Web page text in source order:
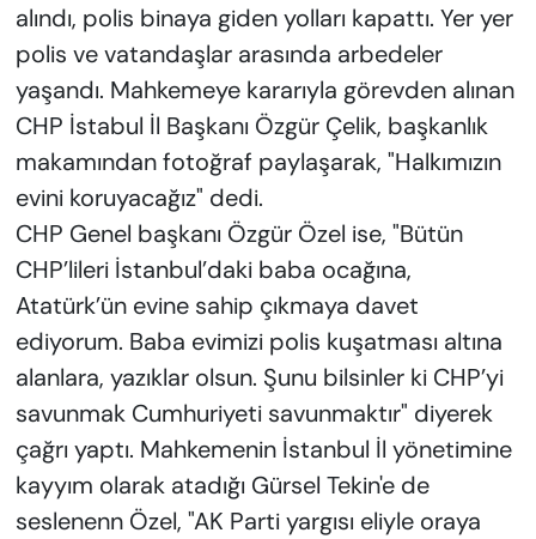
alındı, polis binaya giden yolları kapattı. Yer yer
polis ve vatandaşlar arasında arbedeler
yaşandı. Mahkemeye kararıyla görevden alınan
CHP İstabul İl Başkanı Özgür Çelik, başkanlık
makamından fotoğraf paylaşarak, "Halkımızın
evini koruyacağız" dedi.
CHP Genel başkanı Özgür Özel ise, "Bütün
CHP’lileri İstanbul’daki baba ocağına,
Atatürk’ün evine sahip çıkmaya davet
ediyorum. Baba evimizi polis kuşatması altına
alanlara, yazıklar olsun. Şunu bilsinler ki CHP’yi
savunmak Cumhuriyeti savunmaktır" diyerek
çağrı yaptı. Mahkemenin İstanbul İl yönetimine
kayyım olarak atadığı Gürsel Tekin'e de
seslenenn Özel, "AK Parti yargısı eliyle oraya